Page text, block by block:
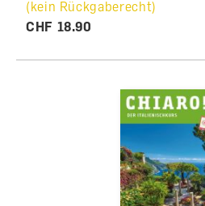
(kein Rückgaberecht)
CHF 18.90